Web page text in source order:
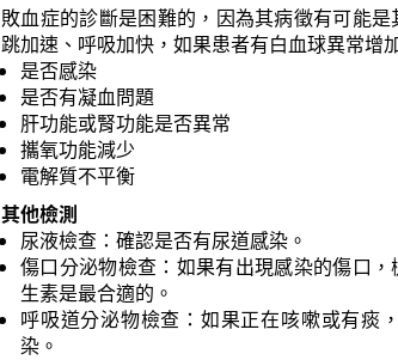
敗血症的診斷是困難的，因為其病徵有可能
跳加速、呼吸加快，如果患者有白血球異常增
是否感染
是否有凝血問題
肝功能或腎功能是否異常
攜氧功能減少
電解質不平衡
其他檢測
尿液檢查：確認是否有尿道感染。
傷口分泌物檢查：如果有出現感染的傷口
生素是最合適的。
呼吸道分泌物檢查：如果正在咳嗽或有痰
染。